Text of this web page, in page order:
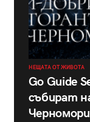
НЕЩАТА ОТ ЖИВОТА
Go Guide
събират